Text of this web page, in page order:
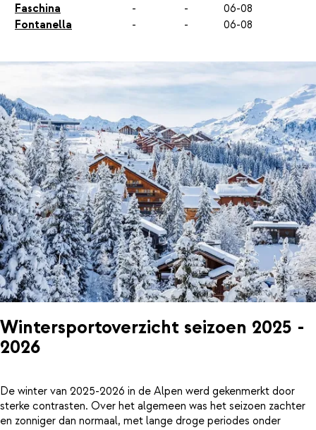
Faschina
- -
06-08
Fontanella
- - 06-08
Wintersportoverzicht seizoen 2025 -
2026
De winter van 2025-2026 in de Alpen werd gekenmerkt door
sterke contrasten. Over het algemeen was het seizoen zachter
en zonniger dan normaal, met lange droge periodes onder